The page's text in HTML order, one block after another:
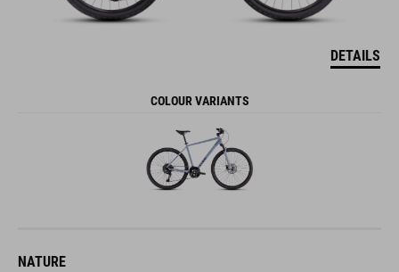
DETAILS
COLOUR VARIANTS
NATURE